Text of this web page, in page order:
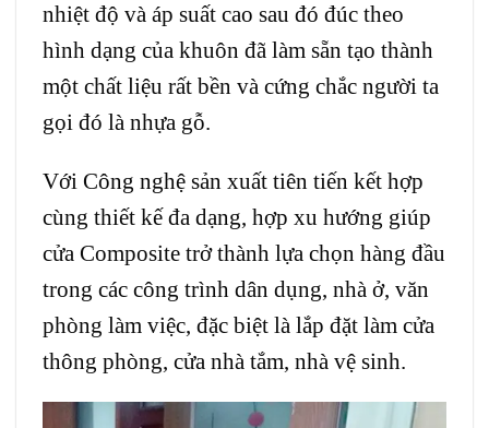
nhiệt độ và áp suất cao sau đó đúc theo
hình dạng của khuôn đã làm sẵn tạo thành
một chất liệu rất bền và cứng chắc người ta
gọi đó là nhựa gỗ.
Với Công nghệ sản xuất tiên tiến kết hợp
cùng thiết kế đa dạng, hợp xu hướng giúp
cửa Composite trở thành lựa chọn hàng đầu
trong các công trình dân dụng, nhà ở, văn
phòng làm việc, đặc biệt là lắp đặt làm cửa
thông phòng, cửa nhà tắm, nhà vệ sinh.